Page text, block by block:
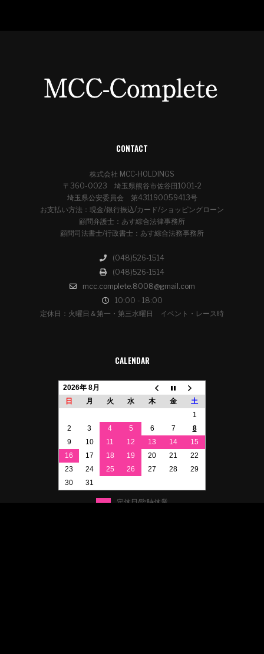
CONTACT
株式会社 MCC-HOLDINGS
〒360-0023 埼玉県熊谷市佐谷田1001-2
埼玉県公安委員会 第431190059413号
お支払い方法：現金/銀行振込/カード/ショッピングローン
顧問弁護士：あす綜合法律事務所
顧問司法書士/行政書士：あす綜合法務事務所
(048)526-1514
(048)526-1514
mcc.complete.8008@gmail.com
10:00 - 18:00
定休日：火曜日＆第一・第三水曜日 イベント・レース時
CALENDAR
2026年 8月
日
月 火 水 木 金
土
1
2
3 4 5 6 7
8
9
10 11 12 13 14
15
16
17 18 19 20 21
22
23
24 25 26 27 28
29
30
31
定休日/臨時休業